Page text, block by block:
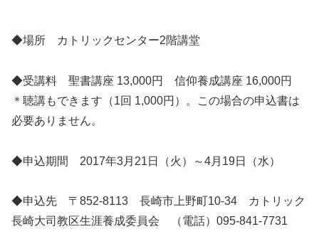
◆場所 カトリックセンター2階講堂
◆受講料 聖書講座 13,000円 信仰養成講座 16,000円
＊聴講もできます（1回 1,000円）。この場合の申込書は
必要ありません。
◆申込期間 2017年3月21日（火）～4月19日（水）
◆申込先 〒852-8113 長崎市上野町10-34 カトリック
長崎大司教区生涯養成委員会 （電話）095-841-7731